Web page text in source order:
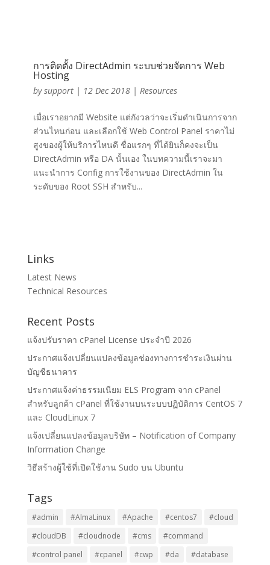
การติดตั้ง DirectAdmin ระบบช่วยจัดการ Web
Hosting
bysupport| 12 Dec 2018| Resources
เมื่อเราอยากมี Website แต่กังวลว่าจะเริ่มดำเนินการจาก
ส่วนไหนก่อน และเลือกใช้ Web Control Panel ราคาไม่
สูงของผู้ให้บริการไหนดี ชื่อแรกๆ ที่ได้ยินก็คงจะเป็น
DirectAdmin หรือ DA นั้นเอง ในบทความนี้เราจะมา
แนะนำการ Config การใช้งานของ DirectAdmin ใน
ระดับของ Root SSH สำหรับ...
Links
Latest News
Technical Resources
Recent Posts
แจ้งปรับราคา cPanel License ประจำปี 2026
ประกาศแจ้งเปลี่ยนแปลงข้อมูลช่องทางการชำระเงินผ่าน
บัญชีธนาคาร
ประกาศแจ้งค่าธรรมเนียม ELS Program จาก cPanel
สำหรับลูกค้า cPanel ที่ใช้งานบนระบบปฏิบัติการ CentOS 7
และ CloudLinux 7
แจ้งเปลี่ยนแปลงข้อมูลบริษัท – Notification of Company
Information Change
วิธีสร้างผู้ใช้ที่เปิดใช้งาน Sudo บน Ubuntu
Tags
#admin #AlmaLinux #Apache #centos7
#cloud
#cloudDB
#cloudnode #cms
#command
#control panel
#cpanel #cwp #da #database